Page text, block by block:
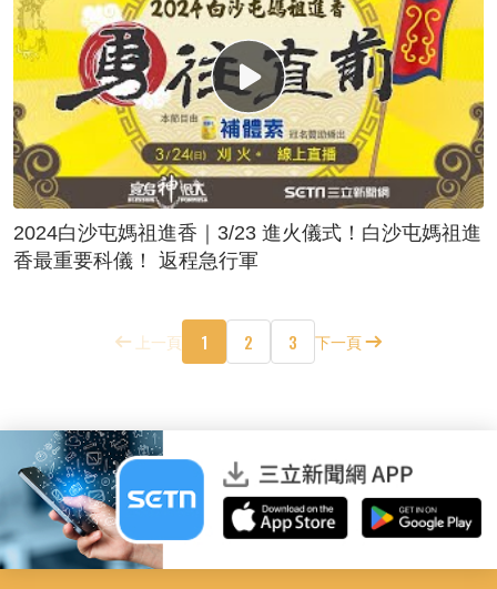
2024白沙屯媽祖進香｜3/23 進火儀式！白沙屯媽祖進
香最重要科儀！ 返程急行軍
上一頁 1 2 3 下一頁